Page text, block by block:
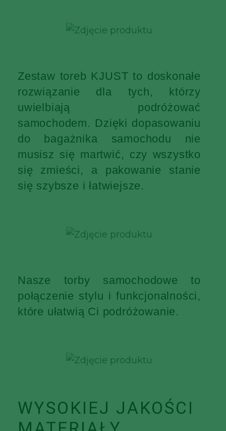
Zestaw toreb KJUST to doskonałe
rozwiązanie dla tych, którzy
uwielbiają podróżować
samochodem. Dzięki dopasowaniu
do bagażnika samochodu nie
musisz się martwić, czy wszystko
się zmieści, a pakowanie stanie
się szybsze i łatwiejsze.
Nasze torby samochodowe to
połączenie stylu i funkcjonalności,
które ułatwią Ci podróżowanie.
WYSOKIEJ JAKOŚCI